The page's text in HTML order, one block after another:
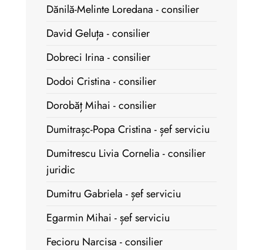
Dănilă-Melinte Loredana - consilier
David Geluța - consilier
Dobreci Irina - consilier
Dodoi Cristina - consilier
Dorobăț Mihai - consilier
Dumitrașc-Popa Cristina - șef serviciu
Dumitrescu Livia Cornelia - consilier
juridic
Dumitru Gabriela - șef serviciu
Egarmin Mihai - șef serviciu
Fecioru Narcisa - consilier